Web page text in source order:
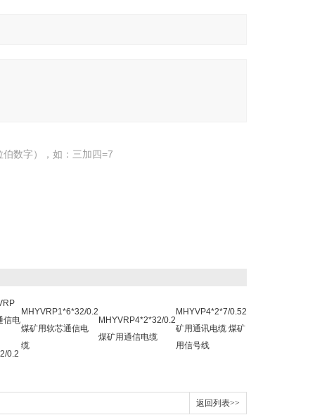
数字），如：三加四=7
信电
0.2
MHYVRP1*6*32/0.2
煤矿用软芯通信电
缆
MHYVRP4*2*32/0.2
煤矿用通信电缆
MHYVP4*2*7/0.52
矿用通讯电缆 煤矿
用信号线
返回列表>>